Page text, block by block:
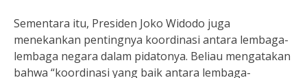
Sementara itu, Presiden Joko Widodo juga
menekankan pentingnya koordinasi antara lembaga-
lembaga negara dalam pidatonya. Beliau mengatakan
bahwa “koordinasi yang baik antara lembaga-